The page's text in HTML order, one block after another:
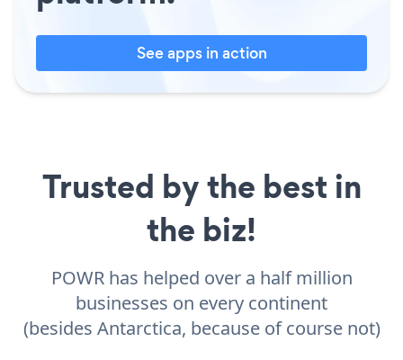
See apps in action
Trusted by the best in
the biz!
POWR has helped over a half million
businesses on every continent
(besides Antarctica, because of course not)